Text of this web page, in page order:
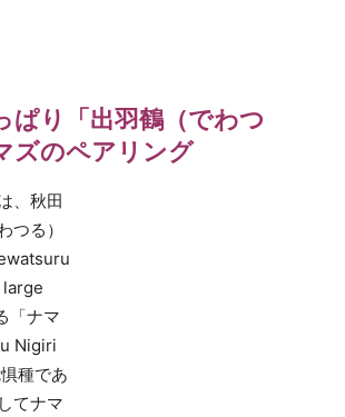
ぱり「出羽鶴（でわつ
ズのペアリング
、秋田
つる）
「ナマ
Nigiri
種であ
てナマ